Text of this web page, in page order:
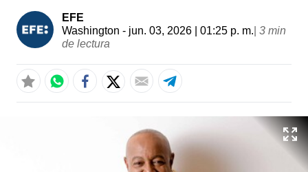
EFE
Washington - jun. 03, 2026 | 01:25 p. m. 3 min
de lectura